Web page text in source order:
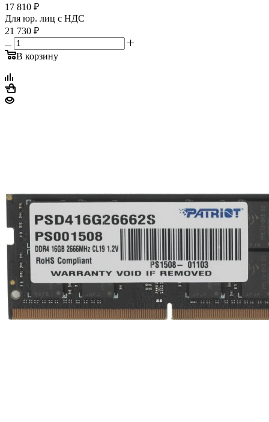
17 810 ₽
Для юр. лиц c НДС
21 730 ₽
В корзину